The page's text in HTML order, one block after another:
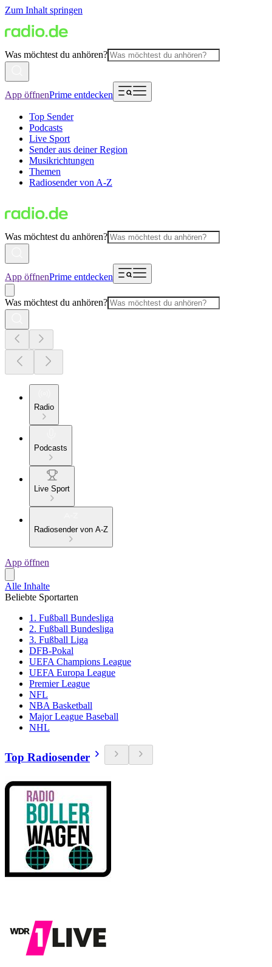
Zum Inhalt springen
Was möchtest du anhören?
App öffnenPrime entdecken
Top Sender
Podcasts
Live Sport
Sender aus deiner Region
Musikrichtungen
Themen
Radiosender von A-Z
Was möchtest du anhören?
App öffnenPrime entdecken
Was möchtest du anhören?
Radio
Podcasts
Live Sport
Radiosender von A-Z
App öffnen
Alle Inhalte
Beliebte Sportarten
1. Fußball Bundesliga
2. Fußball Bundesliga
3. Fußball Liga
DFB-Pokal
UEFA Champions League
UEFA Europa League
Premier League
NFL
NBA Basketball
Major League Baseball
NHL
Top Radiosender